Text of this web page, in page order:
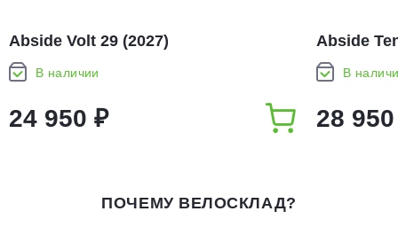
Abside Volt 29 (2027)
В наличии
24 950 ₽
Abside
В
28
ПОЧЕМУ ВЕЛОСКЛАД?